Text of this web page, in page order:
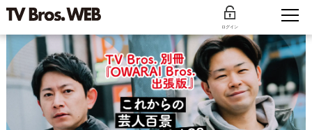
ログイン